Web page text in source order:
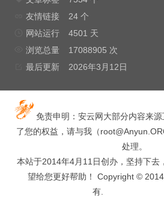
友情链接
24 个
网站运行
4501 天
浏览总量
17088905 次
最后更新
2026年3月12日
免责申明：安云网大部分内容来
了您的权益，请与我（
处理。
本站于2014年4月11日创办，坚持下去
望给您更好帮助！ Copyright ©
有.